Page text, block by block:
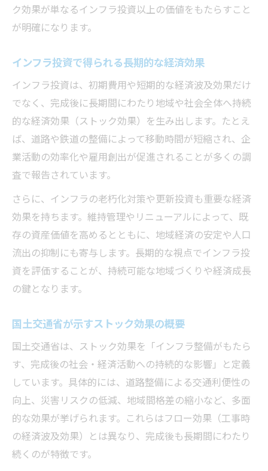
ク効果が単なるインフラ投資以上の価値をもたらすこと
が明確になります。
インフラ投資で得られる長期的な経済効果
インフラ投資は、初期費用や短期的な経済波及効果だけ
でなく、完成後に長期間にわたり地域や社会全体へ持続
的な経済効果（ストック効果）を生み出します。たとえ
ば、道路や鉄道の整備によって移動時間が短縮され、企
業活動の効率化や雇用創出が促進されることが多くの調
査で報告されています。
さらに、インフラの老朽化対策や更新投資も重要な経済
効果を持ちます。維持管理やリニューアルによって、既
存の資産価値を高めるとともに、地域経済の安定や人口
流出の抑制にも寄与します。長期的な視点でインフラ投
資を評価することが、持続可能な地域づくりや経済成長
の鍵となります。
国土交通省が示すストック効果の概要
国土交通省は、ストック効果を「インフラ整備がもたら
す、完成後の社会・経済活動への持続的な影響」と定義
しています。具体的には、道路整備による交通利便性の
向上、災害リスクの低減、地域間格差の縮小など、多面
的な効果が挙げられます。これらはフロー効果（工事時
の経済波及効果）とは異なり、完成後も長期間にわたり
続くのが特徴です。